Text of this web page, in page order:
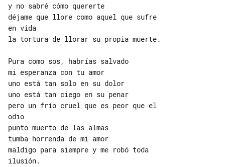
y no sabré cómo quererte
déjame que llore como aquel que sufre
en vida
la tortura de llorar su propia muerte.
Pura como sos, habrías salvado
mi esperanza con tu amor
uno está tan solo en su dolor
uno está tan ciego en su penar
pero un frío cruel que es peor que el
odio
punto muerto de las almas
tumba horrenda de mi amor
maldigo para siempre y me robó toda
ilusión.